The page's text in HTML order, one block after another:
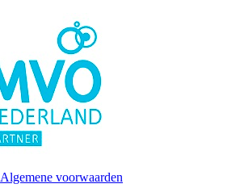
Algemene voorwaarden